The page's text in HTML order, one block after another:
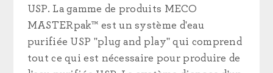
USP. La gamme de produits MECO
MASTERpak™ est un système d'eau
purifiée USP "plug and play" qui comprend
tout ce qui est nécessaire pour produire de